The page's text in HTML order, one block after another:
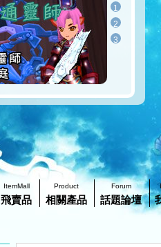
1
2
3
ItemMall
飛賣品
Product
相關產品
Forum
話題論壇